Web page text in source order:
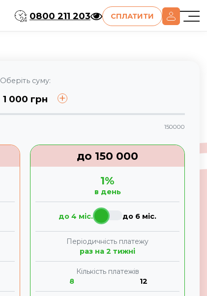
0800 211 203 СПЛАТИТИ
Оберіть суму:
1 000 грн +
150000
до 150 000
1%
в день
до 4 міс. до 6 міс.
Періодичність платежу
раз на 2 тижні
Кількість платежів
8
12